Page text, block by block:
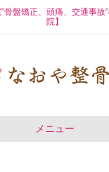
骨盤矯正、頭痛、交通事故
院】
メニュー